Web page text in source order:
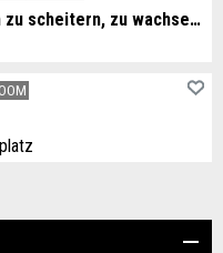
Forum – ein Raum, um zu scheitern, zu wachsen und Neues zu schaffen